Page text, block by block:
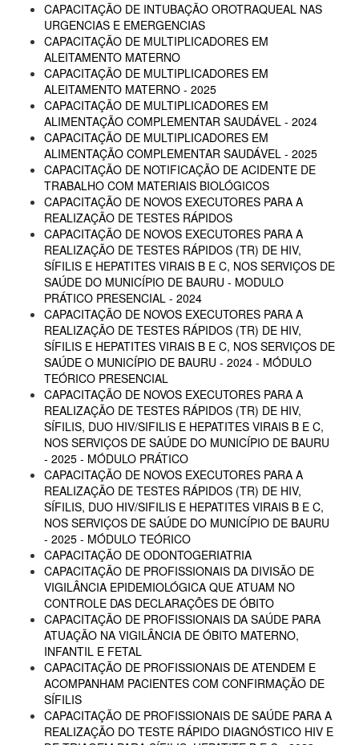
CAPACITAÇÃO DE INTUBAÇÃO OROTRAQUEAL NAS
URGENCIAS E EMERGENCIAS
CAPACITAÇÃO DE MULTIPLICADORES EM
ALEITAMENTO MATERNO
CAPACITAÇÃO DE MULTIPLICADORES EM
ALEITAMENTO MATERNO - 2025
CAPACITAÇÃO DE MULTIPLICADORES EM
ALIMENTAÇÃO COMPLEMENTAR SAUDÁVEL - 2024
CAPACITAÇÃO DE MULTIPLICADORES EM
ALIMENTAÇÃO COMPLEMENTAR SAUDÁVEL - 2025
CAPACITAÇÃO DE NOTIFICAÇÃO DE ACIDENTE DE
TRABALHO COM MATERIAIS BIOLÓGICOS
CAPACITAÇÃO DE NOVOS EXECUTORES PARA A
REALIZAÇÃO DE TESTES RÁPIDOS
CAPACITAÇÃO DE NOVOS EXECUTORES PARA A
REALIZAÇÃO DE TESTES RÁPIDOS (TR) DE HIV,
SÍFILIS E HEPATITES VIRAIS B E C, NOS SERVIÇOS DE
SAÚDE DO MUNICÍPIO DE BAURU - MODULO
PRÁTICO PRESENCIAL - 2024
CAPACITAÇÃO DE NOVOS EXECUTORES PARA A
REALIZAÇÃO DE TESTES RÁPIDOS (TR) DE HIV,
SÍFILIS E HEPATITES VIRAIS B E C, NOS SERVIÇOS DE
SAÚDE O MUNICÍPIO DE BAURU - 2024 - MÓDULO
TEÓRICO PRESENCIAL
CAPACITAÇÃO DE NOVOS EXECUTORES PARA A
REALIZAÇÃO DE TESTES RÁPIDOS (TR) DE HIV,
SÍFILIS, DUO HIV/SIFILIS E HEPATITES VIRAIS B E C,
NOS SERVIÇOS DE SAÚDE DO MUNICÍPIO DE BAURU
- 2025 - MÓDULO PRÁTICO
CAPACITAÇÃO DE NOVOS EXECUTORES PARA A
REALIZAÇÃO DE TESTES RÁPIDOS (TR) DE HIV,
SÍFILIS, DUO HIV/SIFILIS E HEPATITES VIRAIS B E C,
NOS SERVIÇOS DE SAÚDE DO MUNICÍPIO DE BAURU
- 2025 - MÓDULO TEÓRICO
CAPACITAÇÃO DE ODONTOGERIATRIA
CAPACITAÇÃO DE PROFISSIONAIS DA DIVISÃO DE
VIGILÂNCIA EPIDEMIOLÓGICA QUE ATUAM NO
CONTROLE DAS DECLARAÇÕES DE ÓBITO
CAPACITAÇÃO DE PROFISSIONAIS DA SAÚDE PARA
ATUAÇÃO NA VIGILÂNCIA DE ÓBITO MATERNO,
INFANTIL E FETAL
CAPACITAÇÃO DE PROFISSIONAIS DE ATENDEM E
ACOMPANHAM PACIENTES COM CONFIRMAÇÃO DE
SÍFILIS
CAPACITAÇÃO DE PROFISSIONAIS DE SAÚDE PARA A
REALIZAÇÃO DO TESTE RÁPIDO DIAGNÓSTICO HIV E